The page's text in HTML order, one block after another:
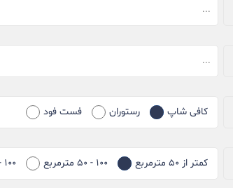
کافی شاپ رستوران فست فود
کمتر از ۵۰ مترمربع ۱۰۰ - ۵۰ مترمربع ۱۰۰ - ۱۵۰ مترمربع